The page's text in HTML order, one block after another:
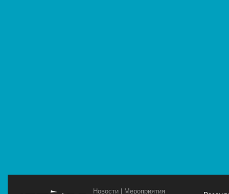
Новости
Мероприятия